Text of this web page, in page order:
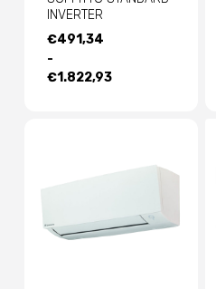
INVERTER
€491,34
-
€1.822,93
FASCIA
DI
PREZZO: